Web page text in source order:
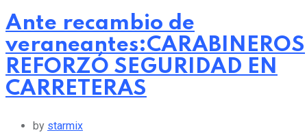
Ante recambio de
veraneantes:CARABINEROS
REFORZÓ SEGURIDAD EN
CARRETERAS
by starmix